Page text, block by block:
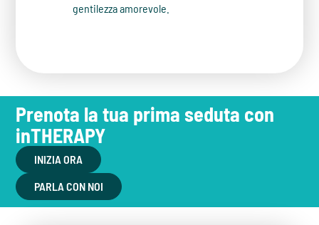
gentilezza amorevole.
Prenota la tua prima seduta con
inTHERAPY
INIZIA ORA
PARLA CON NOI